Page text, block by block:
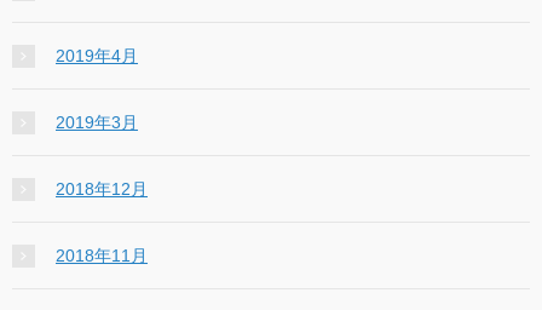
2019年4月
2019年3月
2018年12月
2018年11月